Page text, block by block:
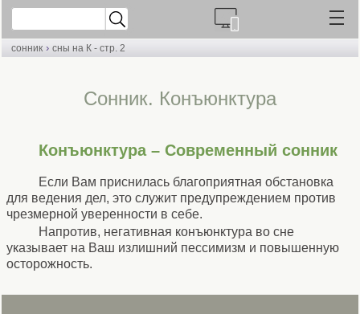
сонник › сны на К - стр. 2
Cонник. Конъюнктура
Конъюнктура – Современный сонник
Если Вам приснилась благоприятная обстановка
для ведения дел, это служит предупреждением против
чрезмерной уверенности в себе.
Напротив, негативная конъюнктура во сне
указывает на Ваш излишний пессимизм и повышенную
осторожность.